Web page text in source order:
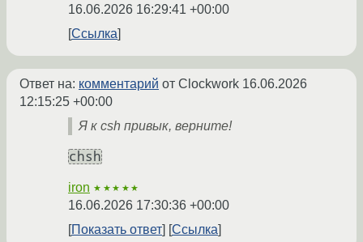
16.06.2026 16:29:41 +00:00
Ссылка
Ответ на: комментарий от Clockwork 16.06.2026
12:15:25 +00:00
Я к csh привык, верните!
chsh
iron ★★★★★
16.06.2026 17:30:36 +00:00
Показать ответ
Ссылка